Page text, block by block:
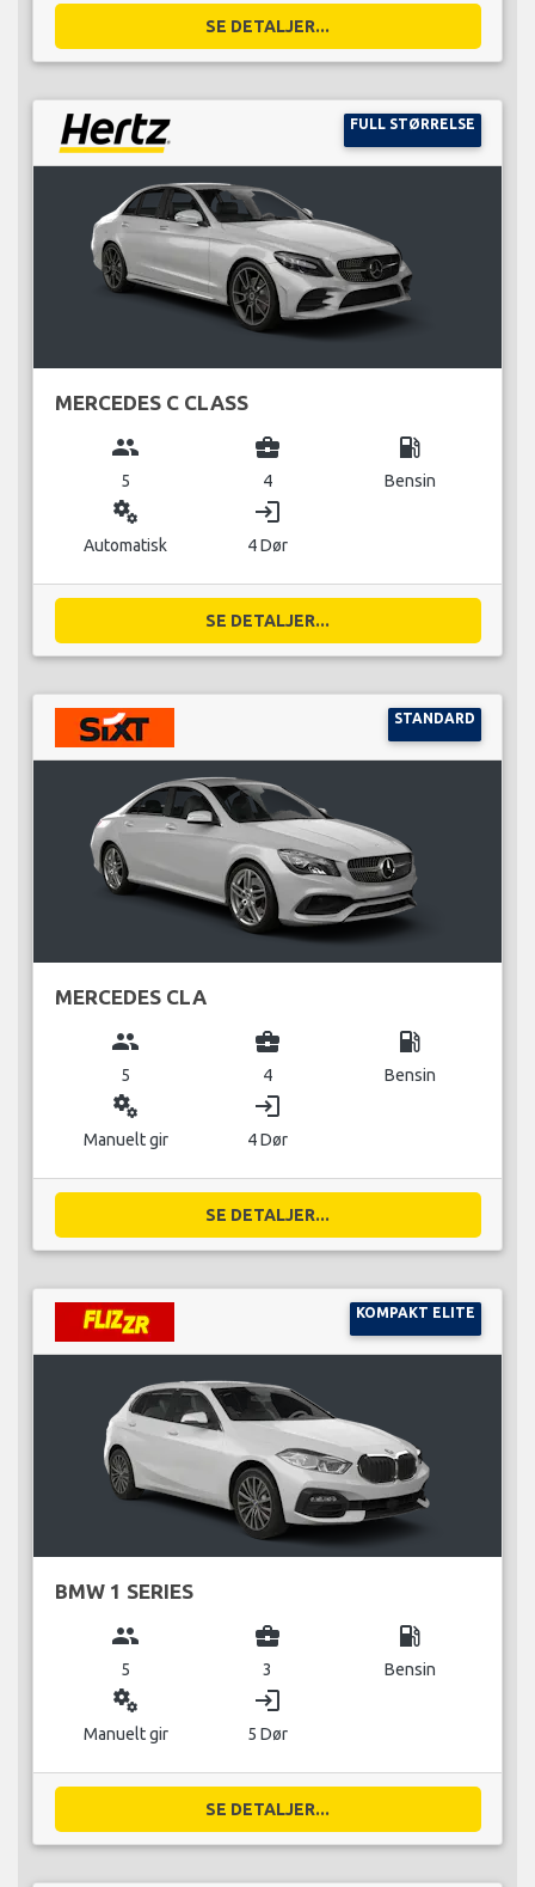
SE DETALJER...
FULL STØRRELSE
MERCEDES C CLASS
group
5
business_center
4
local_gas_station
Bensin
miscellaneous_services
Automatisk
login
4 Dør
SE DETALJER...
STANDARD
MERCEDES CLA
group
5
business_center
4
local_gas_station
Bensin
miscellaneous_services
Manuelt gir
login
4 Dør
SE DETALJER...
KOMPAKT ELITE
BMW 1 SERIES
group
5
business_center
3
local_gas_station
Bensin
miscellaneous_services
Manuelt gir
login
5 Dør
SE DETALJER...